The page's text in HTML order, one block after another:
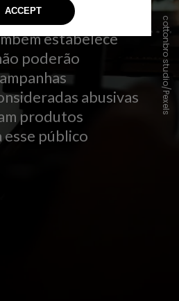
estabelece
poderão
abusivas
produtos
público
cottonbro studio/Pexels